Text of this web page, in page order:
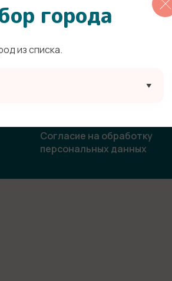
Политика
Согласие на получение
Согласие на обработку
персональных данных
города
из списка.